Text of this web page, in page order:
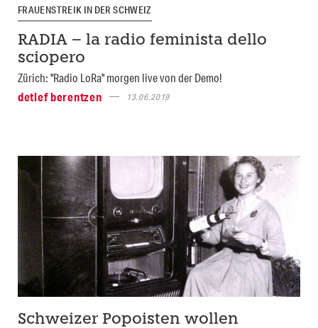
FRAUENSTREIK IN DER SCHWEIZ
RADIA – la radio feminista dello
sciopero
Zürich: "Radio LoRa" morgen live von der Demo!
detlef berentzen
13.06.2019
Schweizer Popoisten wollen